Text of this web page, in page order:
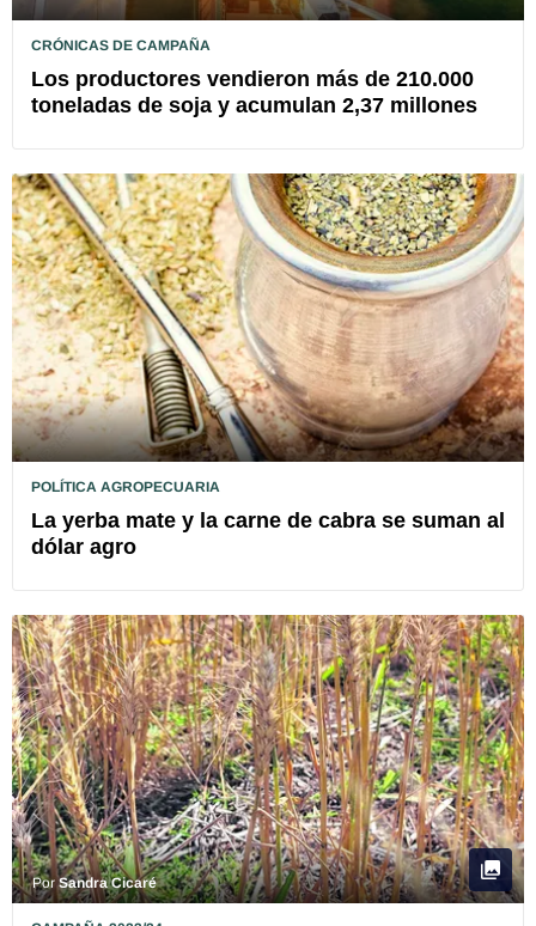
CRÓNICAS DE CAMPAÑA
Los productores vendieron más de 210.000
toneladas de soja y acumulan 2,37 millones
POLÍTICA AGROPECUARIA
La yerba mate y la carne de cabra se suman al
dólar agro
PorSandra Cicaré